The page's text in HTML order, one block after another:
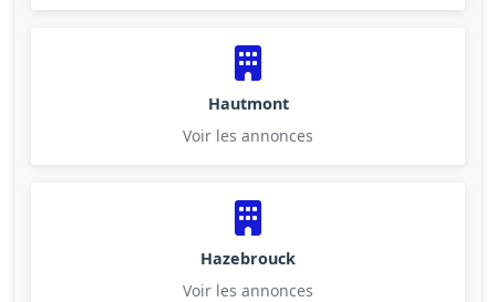
Hautmont
Voir les annonces
Hazebrouck
Voir les annonces